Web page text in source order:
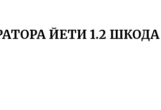
ЙЕТИ 1.2 ШКОДА